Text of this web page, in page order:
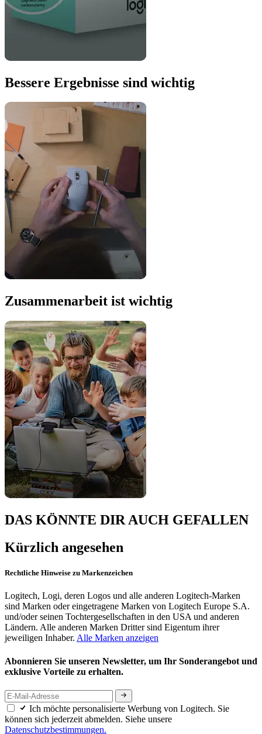
Bessere Ergebnisse sind wichtig
Zusammenarbeit ist wichtig
DAS KÖNNTE DIR AUCH GEFALLEN
Kürzlich angesehen
Rechtliche Hinweise zu Markenzeichen
Logitech, Logi, deren Logos und alle anderen Logitech-Marken
sind Marken oder eingetragene Marken von Logitech Europe S.A.
und/oder seinen Tochtergesellschaften in den USA und anderen
Ländern. Alle anderen Marken Dritter sind Eigentum ihrer
jeweiligen Inhaber. Alle Marken anzeigen
Abonnieren Sie unseren Newsletter, um Ihr Sonderangebot und
exklusive Vorteile zu erhalten.
Ich möchte personalisierte Werbung von Logitech. Sie
können sich jederzeit abmelden. Siehe unsere
Datenschutzbestimmungen.